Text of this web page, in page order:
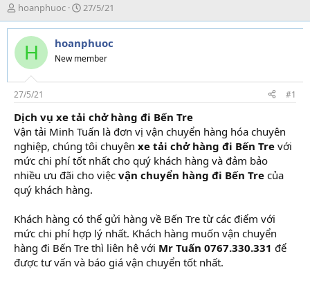
T
h
r
e
d
s
t
a
r
t
e
r
hoanphuoc
N
g
à
y
g
i
27/5/21
H hoanphuoc
New member
27/5/21 #1
Dịch vụ xe tải chở hàng đi Bến Tre
Vận tải Minh Tuấn là đơn vị vận chuyển hàng hóa chuyên
nghiệp, chúng tôi chuyên xe tải chở hàng đi Bến Tre với
mức chi phí tốt nhất cho quý khách hàng và đảm bảo
nhiều ưu đãi cho việc vận chuyển hàng đi Bến Tre của
quý khách hàng.
Khách hàng có thể gửi hàng về Bến Tre từ các điểm với
mức chi phí hợp lý nhất. Khách hàng muốn vận chuyển
hàng đi Bến Tre thì liên hệ với Mr Tuấn 0767.330.331 để
được tư vấn và báo giá vận chuyển tốt nhất.